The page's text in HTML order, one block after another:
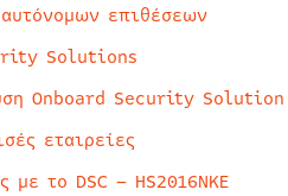
επιθέσεων
Solutions
Onboard Security
εταιρείες
το DSC – HS2016NKE